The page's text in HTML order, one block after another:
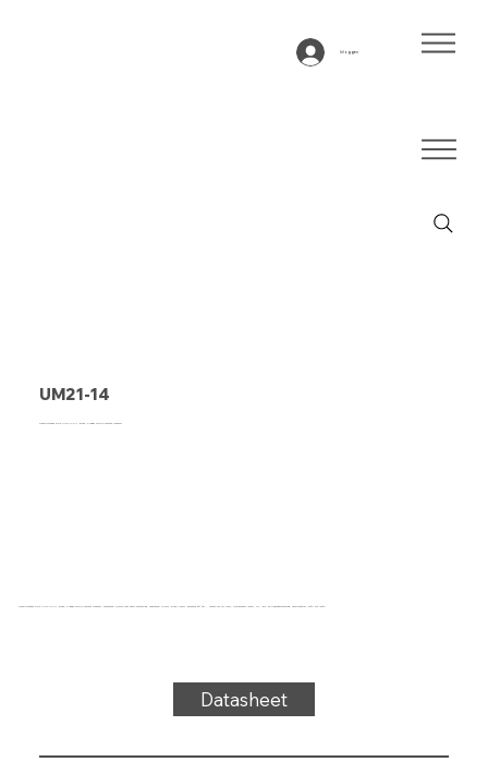
Inloggen
UM21-14
Transportband type UM21-14 PU, groen, 2-laags multifilament weefsel
Transportband type UM21-14 PU, groen, 2-laags multifilament weefsel, bovenzijde: 0,2mm met satijn mattering, onderzijde: 0,1mm, dikte 1,5mm, hardheid 87° ShA, kracht-rek 15N/mm, roldiameter 10mm, rol-, glij- en trogondersteuning, temperatuur -20°C tot 100°C
Datasheet